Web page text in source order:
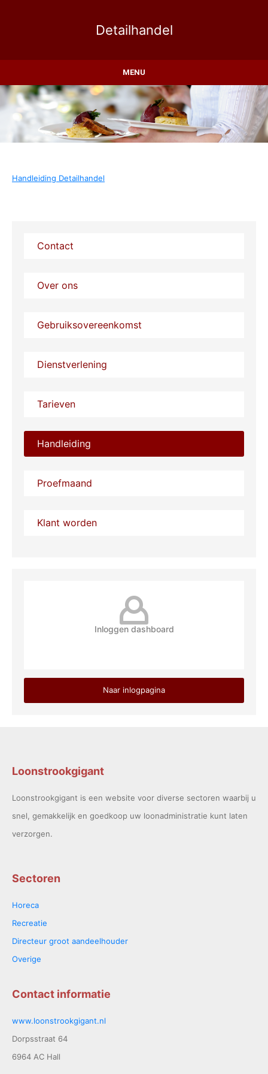
Detailhandel
MENU
Handleiding Detailhandel
Contact
Over ons
Gebruiksovereenkomst
Dienstverlening
Tarieven
Handleiding
Proefmaand
Klant worden
Inloggen dashboard
Naar inlogpagina
Loonstrookgigant
Loonstrookgigant is een website voor diverse sectoren waarbij u
snel, gemakkelijk en goedkoop uw loonadministratie kunt laten
verzorgen.
Sectoren
Horeca
Recreatie
Directeur groot aandeelhouder
Overige
Contact informatie
www.loonstrookgigant.nl
Dorpsstraat 64
6964 AC Hall